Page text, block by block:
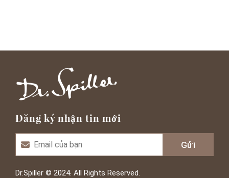
Đăng ký nhận tin mới
Dr.Spiller © 2024. All Rights Reserved.